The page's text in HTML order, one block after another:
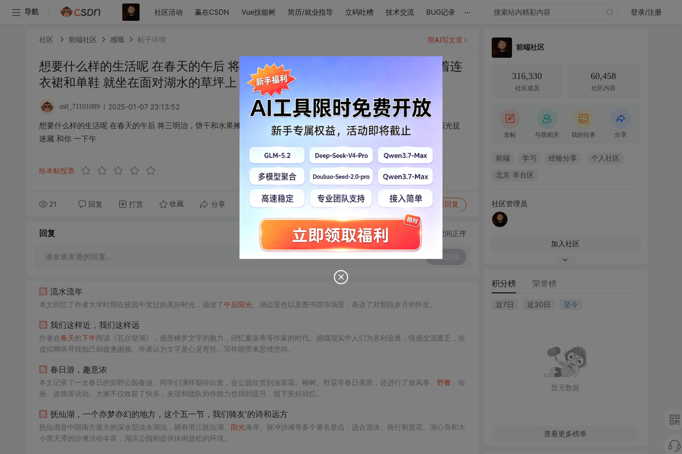
导航 社区活动 赢在CSDN Vue技能树 简历/就业指导 立码吐槽 技术交流 BUG记录 ... 登录/注册
社区 前端社区 感慨 帖子详情
想要什么样的生活呢 在春天的午后 将三明治，饼干和水果摊在野餐布上 穿着连
衣裙和单鞋 就坐在面对湖水的草坪上 跟阳光捉迷藏 和你 一下午
m0_71101089 2025-01-07 23:13:52
想要什么样的生活呢 在春天的午后 将三明治，饼干和水果摊在野餐布上 穿着连衣裙和单鞋 就坐在面对湖水的草坪上 跟阳光捉
迷藏 和你 一下午
给本帖投票
21 回复 打赏 收藏 分享 转发到动态 举报 写回复
用AI写文章
回复 切换为时间正序
请发表友善的回复…
流水流年
本文回忆了作者大学时期在校园中度过的美好时光，描述了午后阳光、湖边景色以及图书馆等场景，表达了对那段岁月的怀念。
我们这样近，我们这样远
作者在春天的下午阅读《瓦尔登湖》，感受梭罗文字的魅力，回忆夏洛蒂等作家的时代。感慨现实中人们为名利追逐，情感交流匮乏，在
虚拟网络寻找知己却疲惫困顿。作者认为文字是心灵寄托，写作能带来思维空间。
春日游，趣意浓
本文记录了一次春日的郊野公园春游。同学们满怀期待出发，在公园欣赏到油菜花、柳树、野花等春日美景，还进行了放风筝、 野餐 、绘
画、游戏等活动。大家不仅收获了快乐，友谊和团队协作能力也得到提升，留下美好回忆。
抚仙湖，一个亦梦亦幻的地方，这个五一节，我们骑友′的诗和远方
抚仙湖是中国南方最大的深水型淡水湖泊，拥有澄江抚仙湖、 阳光海岸、禄冲沙滩等多个著名景点，适合游泳、骑行和赏花。湖心岛和大
小黑天潭的沙滩活动丰富，湖滨公园则提供休闲放松的环境。
前端社区
316,330
社区成员
60,458
社区内容
发帖 与我相关 我的任务 分享
前端 学习 经验分享 个人社区
北京·丰台区
社区管理员
加入社区
积分榜 荣誉榜
近7日 近30日 至今
暂无数据
查看更多榜单